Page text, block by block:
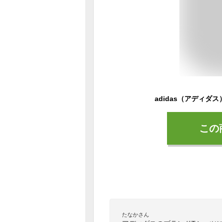
こ
たなかさん